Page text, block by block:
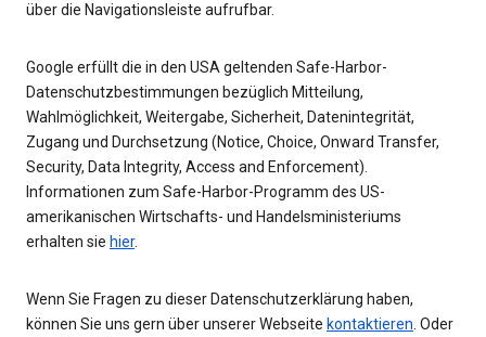
über die Navigationsleiste aufrufbar.
Google erfüllt die in den USA geltenden Safe-Harbor-
Datenschutzbestimmungen bezüglich Mitteilung,
Wahlmöglichkeit, Weitergabe, Sicherheit, Datenintegrität,
Zugang und Durchsetzung (Notice, Choice, Onward Transfer,
Security, Data Integrity, Access and Enforcement).
Informationen zum Safe-Harbor-Programm des US-
amerikanischen Wirtschafts- und Handelsministeriums
erhalten sie hier.
Wenn Sie Fragen zu dieser Datenschutzerklärung haben,
können Sie uns gern über unserer Webseite kontaktieren . Oder